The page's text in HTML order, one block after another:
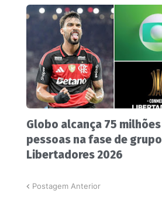
Globo alcança 75
pessoas na fase de
Libertadores 2026
Postagem Anterior